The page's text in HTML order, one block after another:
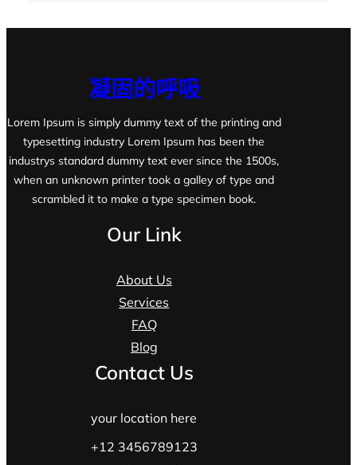
凝固的呼吸
Lorem Ipsum is simply dummy text of the printing and
typesetting industry Lorem Ipsum has been the
industrys standard dummy text ever since the 1500s,
when an unknown printer took a galley of type and
scrambled it to make a type specimen book.
Our Link
About Us
Services
FAQ
Blog
Contact Us
your location here
+12 3456789123